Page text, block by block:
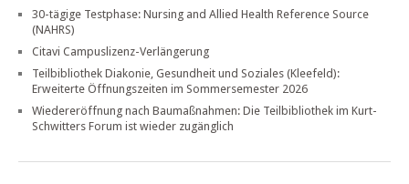
30-tägige Testphase: Nursing and Allied Health Reference Source
(NAHRS)
Citavi Campuslizenz-Verlängerung
Teilbibliothek Diakonie, Gesundheit und Soziales (Kleefeld):
Erweiterte Öffnungszeiten im Sommersemester 2026
Wiedereröffnung nach Baumaßnahmen: Die Teilbibliothek im Kurt-
Schwitters Forum ist wieder zugänglich